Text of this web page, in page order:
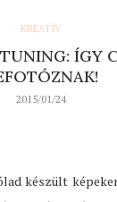
KREATÍV
ÍGY
2015/01/24
készült